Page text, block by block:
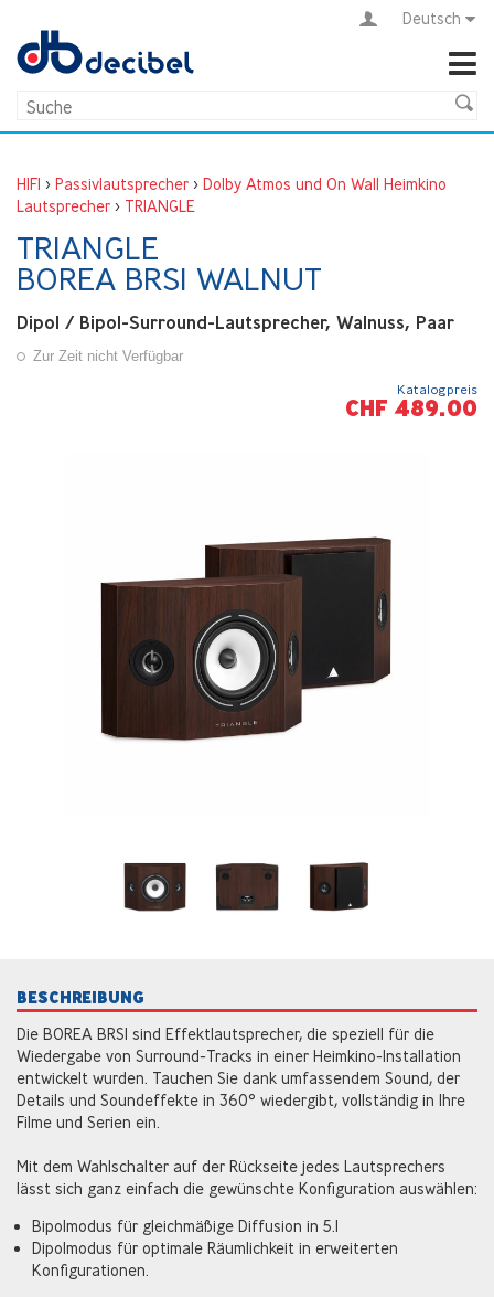
Deutsch
HIFI > Passivlautsprecher > Dolby Atmos und On Wall Heimkino
Lautsprecher > TRIANGLE
TRIANGLE
BOREA BRS1 WALNUT
Dipol / Bipol-Surround-Lautsprecher, Walnuss, Paar
Zur Zeit nicht Verfügbar
Katalogpreis
CHF 489.00
BESCHREIBUNG
Die BOREA BRS1 sind Effektlautsprecher, die speziell für die
Wiedergabe von Surround-Tracks in einer Heimkino-Installation
entwickelt wurden. Tauchen Sie dank umfassendem Sound, der
Details und Soundeffekte in 360° wiedergibt, vollständig in Ihre
Filme und Serien ein.
Mit dem Wahlschalter auf der Rückseite jedes Lautsprechers
lässt sich ganz einfach die gewünschte Konfiguration auswählen:
Bipolmodus für gleichmäßige Diffusion in 5.1
Dipolmodus für optimale Räumlichkeit in erweiterten
Konfigurationen.